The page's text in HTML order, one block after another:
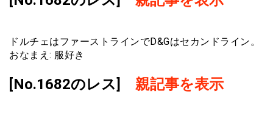
ドルチェはファーストラインでD&Gはセカンドライン。
おなまえ: 服好き
[No.1682のレス] 親記事を表示